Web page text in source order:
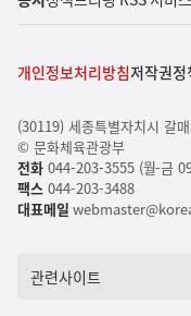
개인정보처리방침저작권정
(30119) 세종특별자치시 갈
© 문화체육관광부
전화044-203-3555 (월-금
팩스044-203-3488
대표메일
관련사이트